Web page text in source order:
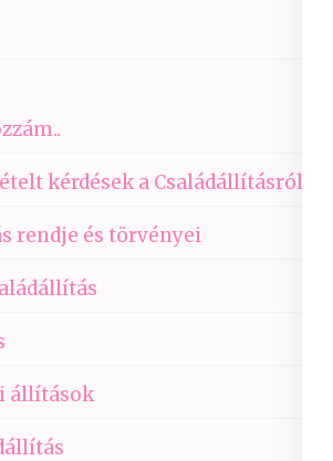
kérdések a Családállításról
rendje és törvényei
állítások